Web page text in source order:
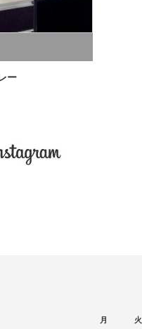
ー
月 火